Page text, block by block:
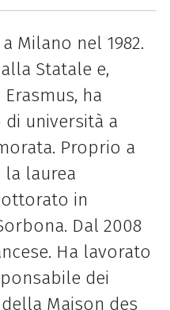
Milano nel 1982.
Statale e,
ha
università a
Proprio a
la laurea
in
Dal 2008
Ha lavorato
dei
Maison des